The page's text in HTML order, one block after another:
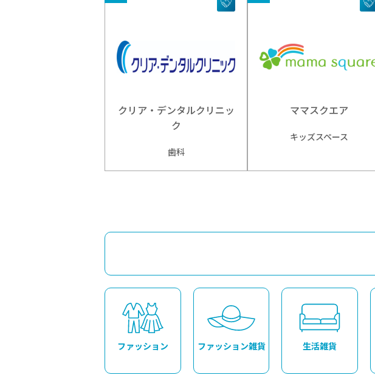
クリア・デンタルクリニッ
ク
歯科
ママスクエア
キッズスペース
ファッション ファッション雑貨 生活雑貨